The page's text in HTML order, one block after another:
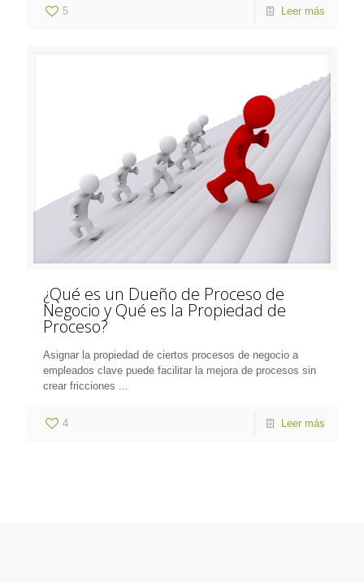
5 Leer más
¿Qué es un Dueño de Proceso de
Negocio y Qué es la Propiedad de
Proceso?
Asignar la propiedad de ciertos procesos de negocio a
empleados clave puede facilitar la mejora de procesos sin
crear fricciones ...
4 Leer más